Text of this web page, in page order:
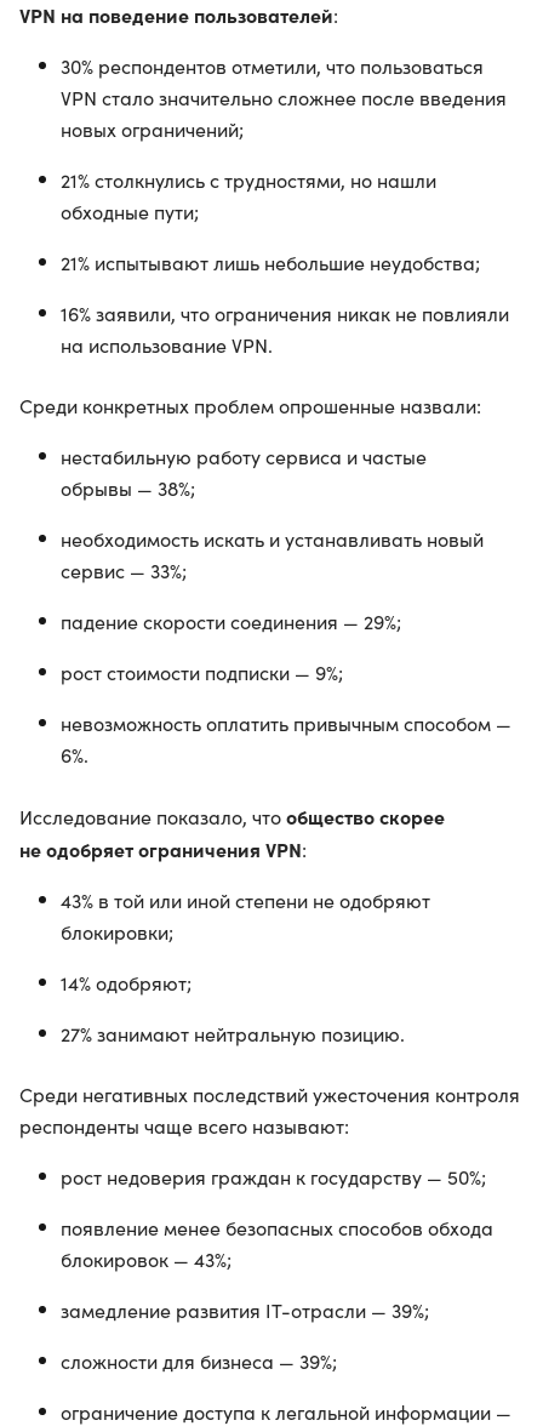
VPN на поведение пользователей:
30% респондентов отметили, что пользоваться
VPN стало значительно сложнее после введения
новых ограничений;
21% столкнулись с трудностями, но нашли
обходные пути;
21% испытывают лишь небольшие неудобства;
16% заявили, что ограничения никак не повлияли
на использование VPN.
Среди конкретных проблем опрошенные назвали:
нестабильную работу сервиса и частые
обрывы — 38%;
необходимость искать и устанавливать новый
сервис — 33%;
падение скорости соединения — 29%;
рост стоимости подписки — 9%;
невозможность оплатить привычным способом —
6%.
Исследование показало, чтообщество скорее
не одобряет ограничения VPN:
43% в той или иной степени не одобряют
блокировки;
14% одобряют;
27% занимают нейтральную позицию.
Среди негативных последствий ужесточения контроля
респонденты чаще всего называют:
рост недоверия граждан к государству — 50%;
появление менее безопасных способов обхода
блокировок — 43%;
замедление развития IT-отрасли — 39%;
сложности для бизнеса — 39%;
ограничение доступа к легальной информации —